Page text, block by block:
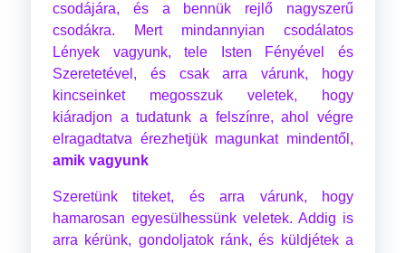
csodájára, és a bennük rejlő nagyszerű
csodákra. Mert mindannyian csodálatos
Lények vagyunk, tele Isten Fényével és
Szeretetével, és csak arra várunk, hogy
kincseinket megosszuk veletek, hogy
kiáradjon a tudatunk a felszínre, ahol végre
elragadtatva érezhetjük magunkat mindentől,
amik vagyunk
Szeretünk titeket, és arra várunk, hogy
hamarosan egyesülhessünk veletek. Addig is
arra kérünk, gondoljatok ránk, és küldjétek a